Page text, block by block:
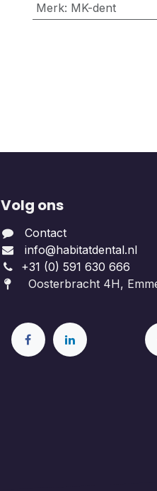
Merk: MK-dent
Volg ons
Contact
info@habitatdental.nl
+31 (0) 591 630 666
Oosterbracht 4H,